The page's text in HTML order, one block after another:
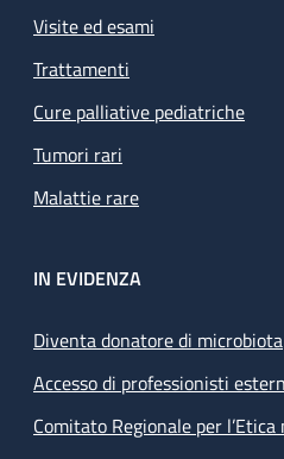
Visite ed esami
Trattamenti
Cure palliative pediatriche
Tumori rari
Malattie rare
IN EVIDENZA
Diventa donatore di microbiota
Accesso di professionisti
Comitato Regionale per l’Etica